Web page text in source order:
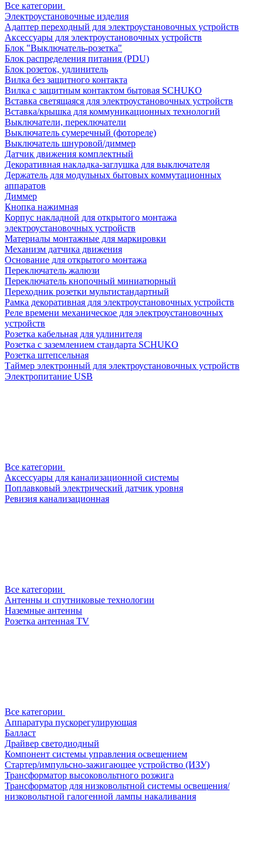
Все категории
Электроустановочные изделия
Адаптер переходный для электроустановочных устройств
Аксессуары для электроустановочных устройств
Блок "Выключатель-розетка"
Блок распределения питания (PDU)
Блок розеток, удлинитель
Вилка без защитного контакта
Вилка с защитным контактом бытовая SCHUKO
Вставка светящаяся для электроустановочных устройств
Вставка/крышка для коммуникационных технологий
Выключатели, переключатели
Выключатель сумеречный (фотореле)
Выключатель шнуровой/диммер
Датчик движения комплектный
Декоративная накладка-заглушка для выключателя
Держатель для модульных бытовых коммутационных
аппаратов
Диммер
Кнопка нажимная
Корпус накладной для открытого монтажа
электроустановочных устройств
Материалы монтажные для маркировки
Механизм датчика движения
Основание для открытого монтажа
Переключатель жалюзи
Переключатель кнопочный миниатюрный
Переходник розетки мультистандартный
Рамка декоративная для электроустановочных устройств
Реле времени механическое для электроустановочных
устройств
Розетка кабельная для удлинителя
Розетка с заземлением стандарта SCHUKO
Розетка штепсельная
Таймер электронный для электроустановочных устройств
Электропитание USB
Все категории
Аксессуары для канализационной системы
Поплавковый электрический датчик уровня
Ревизия канализационная
Все категории
Антенны и спутниковые технологии
Наземные антенны
Розетка антенная TV
Все категории
Аппаратура пускорегулирующая
Балласт
Драйвер светодиодный
Компонент системы управления освещением
Стартер/импульсно-зажигающее устройство (ИЗУ)
Трансформатор высоковольтного розжига
Трансформатор для низковольтной системы освещения/
низковольтной галогенной лампы накаливания